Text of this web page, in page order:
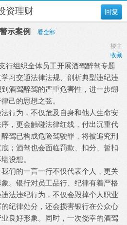
回复
资理财
示案例 看全部
楼主
收藏
行组织全体员工开展酒驾醉驾专题
习交通法律法规、剖析典型违纪违
酒驾醉驾的严重危害性，进一步绷
己的思想之弦。
行为，不仅危及自身和他人生命安
，更会触碰法律红线，付出沉重代
驾已构成危险驾驶罪，将被追究刑
；酒驾也会面临罚款、扣分、暂扣
设想。
们的一言一行不仅代表个人，更关
。银行对员工品行、纪律有着严格
法违纪行为，不仅会毁掉个人职业
纪律处分，还会损害银行在公众心
良好形象。同时，一次侥幸的酒驾